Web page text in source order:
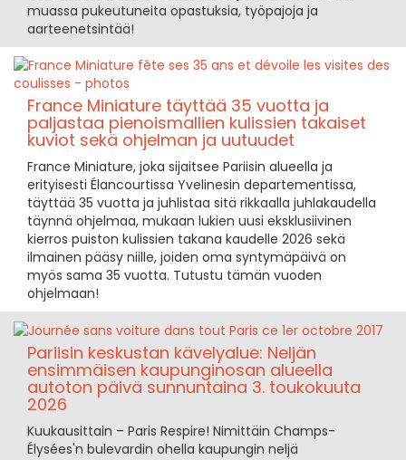
muassa pukeutuneita opastuksia, työpajoja ja
aarteenetsintää!
France Miniature täyttää 35 vuotta ja
paljastaa pienoismallien kulissien takaiset
kuviot sekä ohjelman ja uutuudet
France Miniature, joka sijaitsee Pariisin alueella ja
erityisesti Élancourtissa Yvelinesin departementissa,
täyttää 35 vuotta ja juhlistaa sitä rikkaalla juhlakaudella
täynnä ohjelmaa, mukaan lukien uusi eksklusiivinen
kierros puiston kulissien takana kaudelle 2026 sekä
ilmainen pääsy niille, joiden oma syntymäpäivä on
myös sama 35 vuotta. Tutustu tämän vuoden
ohjelmaan!
Pariisin keskustan kävelyalue: Neljän
ensimmäisen kaupunginosan alueella
autoton päivä sunnuntaina 3. toukokuuta
2026
Kuukausittain – Paris Respire! Nimittäin Champs-
Élysées'n bulevardin ohella kaupungin neljä